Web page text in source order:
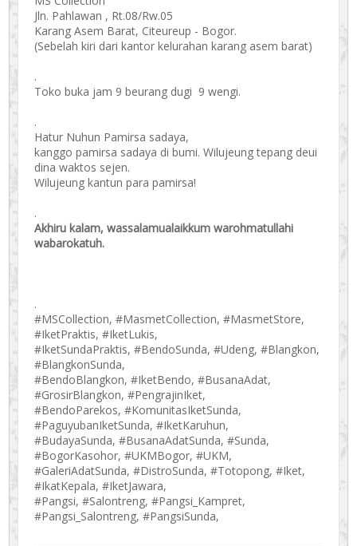
Jln. Pahlawan , Rt.08/Rw.05
Karang Asem Barat, Citeureup - Bogor.
(Sebelah kiri dari kantor kelurahan karang asem barat)
.
Toko buka jam 9 beurang dugi 9 wengi.
.
Hatur Nuhun Pamirsa sadaya,
kanggo pamirsa sadaya di bumi. Wilujeung tepang deui
dina waktos sejen.
Wilujeung kantun para pamirsa!
.
Akhiru kalam, wassalamualaikkum warohmatullahi
wabarokatuh.
.
#MSCollection, #MasmetCollection, #MasmetStore,
#IketPraktis, #IketLukis,
#IketSundaPraktis, #BendoSunda, #Udeng, #Blangkon,
#BlangkonSunda,
#BendoBlangkon, #IketBendo, #BusanaAdat,
#GrosirBlangkon, #PengrajinIket,
#BendoParekos, #KomunitasIketSunda,
#PaguyubanIketSunda, #IketKaruhun,
#BudayaSunda, #BusanaAdatSunda, #Sunda,
#BogorKasohor, #UKMBogor, #UKM,
#GaleriAdatSunda, #DistroSunda, #Totopong, #Iket,
#IkatKepala, #IketJawara,
#Pangsi, #Salontreng, #Pangsi_Kampret,
#Pangsi_Salontreng, #PangsiSunda,